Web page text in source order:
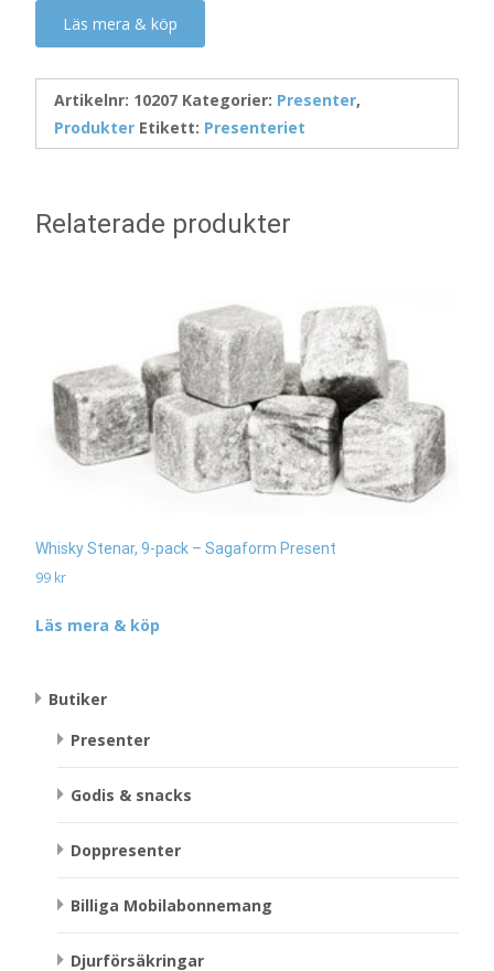
Läs mera & köp
Artikelnr: 10207 Kategorier: Presenter,
Produkter Etikett: Presenteriet
Relaterade produkter
Whisky Stenar, 9-pack – Sagaform Present
99 kr
Läs mera & köp
Butiker
Presenter
Godis & snacks
Doppresenter
Billiga Mobilabonnemang
Djurförsäkringar